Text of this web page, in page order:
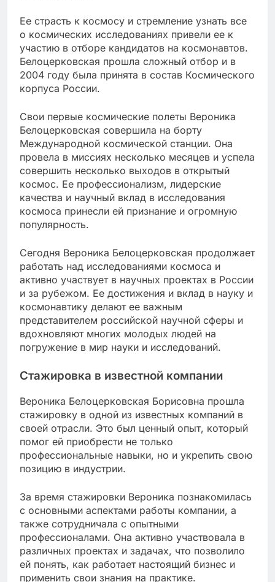
Ее страсть к космосу и стремление узнать все
о космических исследованиях привели ее к
участию в отборе кандидатов на космонавтов.
Белоцерковская прошла сложный отбор и в
2004 году была принята в состав Космического
корпуса России.
Свои первые космические полеты Вероника
Белоцерковская совершила на борту
Международной космической станции. Она
провела в миссиях несколько месяцев и успела
совершить несколько выходов в открытый
космос. Ее профессионализм, лидерские
качества и научный вклад в исследования
космоса принесли ей признание и огромную
популярность.
Сегодня Вероника Белоцерковская продолжает
работать над исследованиями космоса и
активно участвует в научных проектах в России
и за рубежом. Ее достижения и вклад в науку и
космонавтику делают ее важным
представителем российской научной сферы и
вдохновляют многих молодых людей на
погружение в мир науки и исследований.
Стажировка в известной компании
Вероника Белоцерковская Борисовна прошла
стажировку в одной из известных компаний в
своей отрасли. Это был ценный опыт, который
помог ей приобрести не только
профессиональные навыки, но и укрепить свою
позицию в индустрии.
За время стажировки Вероника познакомилась
с основными аспектами работы компании, а
также сотрудничала с опытными
профессионалами. Она активно участвовала в
различных проектах и задачах, что позволило
ей понять, как работает настоящий бизнес и
применить свои знания на практике.